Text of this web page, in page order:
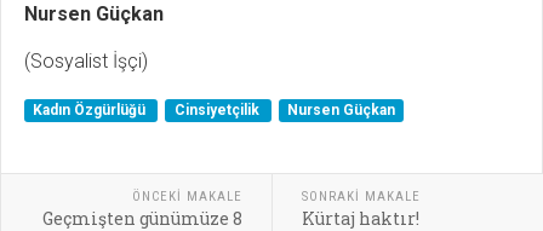
Nursen Güçkan
(Sosyalist İşçi)
Kadın Özgürlüğü Cinsiyetçilik Nursen Güçkan
ÖNCEKI MAKALE
Geçmişten günümüze 8
SONRAKI MAKALE
Kürtaj haktır!